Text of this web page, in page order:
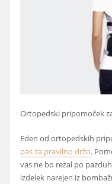
Ortopedski pripomoček
Eden od ortopedskih
pas za pravilno držo.
vas ne bo rezal po
izdelek narejen iz